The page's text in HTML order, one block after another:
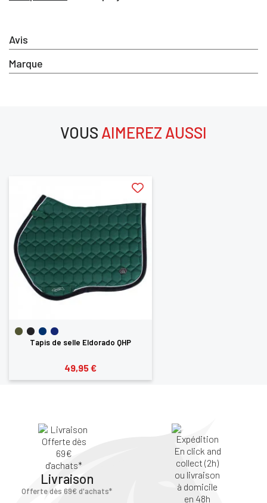
Avis
Marque
VOUS AIMEREZ AUSSI
Tapis de selle Eldorado QHP
49,95 €
Livraison
Offerte dès 69€ d'achats*
ANNULER SE